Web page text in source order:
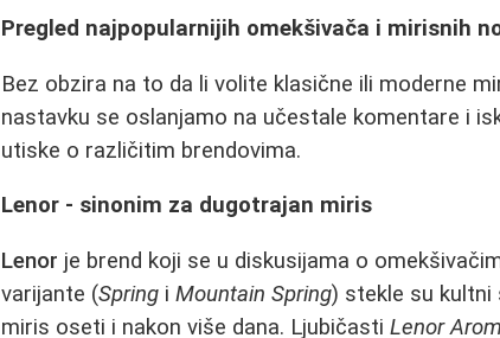
Pregled najpopularnijih omekšivača i mirisnih
Bez obzira na to da li volite klasične ili moderne
nastavku se oslanjamo na učestale komentare i
utiske o različitim brendovima.
Lenor - sinonim za dugotrajan miris
Lenor je brend koji se u diskusijama o
varijante (Spring iMountain Spring) stekle su
miris oseti i nakon više dana. LjubičastiLenor